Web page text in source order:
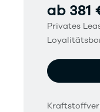
ab
Privates